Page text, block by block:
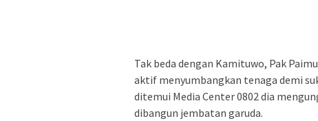
Tak beda dengan Kamituwo, Pak
aktif menyumbangkan tenaga demi
ditemui Media Center 0802 dia
dibangun jembatan garuda.